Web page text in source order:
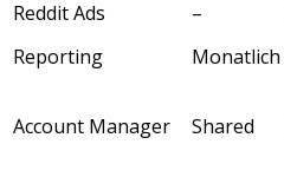
Reddit Ads
–
Reporting
Monatlich
Account Manager Shared